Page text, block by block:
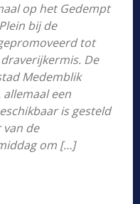
op het Gedempt
bij de
tot
De
Medemblik
allemaal een
is gesteld
de
om […]